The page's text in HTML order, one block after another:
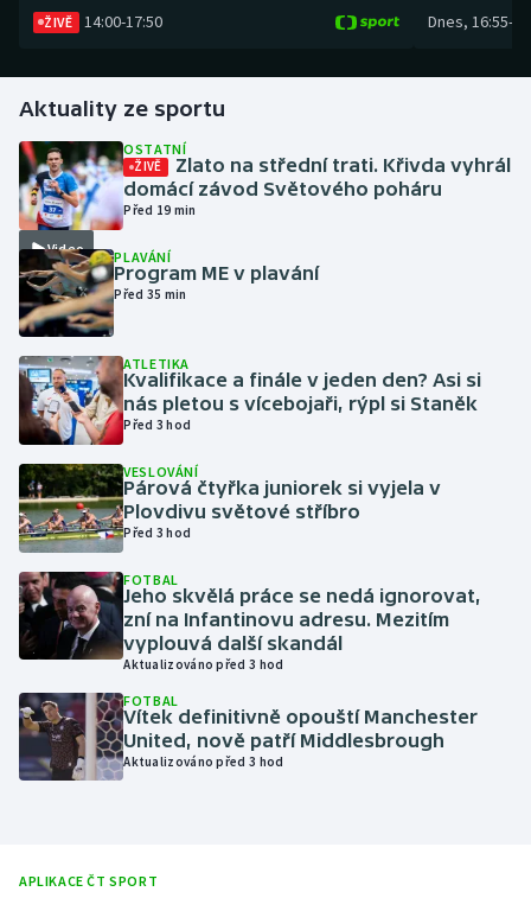
Golf
Gymnastika
Házená
Jezdectví
Judo
Krasobruslení
Lyže a snowboard
Moderní pětiboj
Motorsport
Parasport
ŽIVĚ 14:00-17:50 Dnes, 16:55-
Aktuality ze sportu
Video
OSTATNÍ
ŽIVĚ
Zlato na střední trati. Křivda vyhrál
domácí závod Světového poháru
Před 19 min
PLAVÁNÍ
Program ME v plavání
Před 35 min
ATLETIKA
Kvalifikace a finále v jeden den? Asi si
nás pletou s vícebojaři, rýpl si Staněk
Před 3 hod
VESLOVÁNÍ
Párová čtyřka juniorek si vyjela v
Plovdivu světové stříbro
Před 3 hod
FOTBAL
Jeho skvělá práce se nedá ignorovat,
zní na Infantinovu adresu. Mezitím
vyplouvá další skandál
Aktualizováno před 3 hod
FOTBAL
Vítek definitivně opouští Manchester
United, nově patří Middlesbrough
Aktualizováno před 3 hod
APLIKACE ČT SPORT